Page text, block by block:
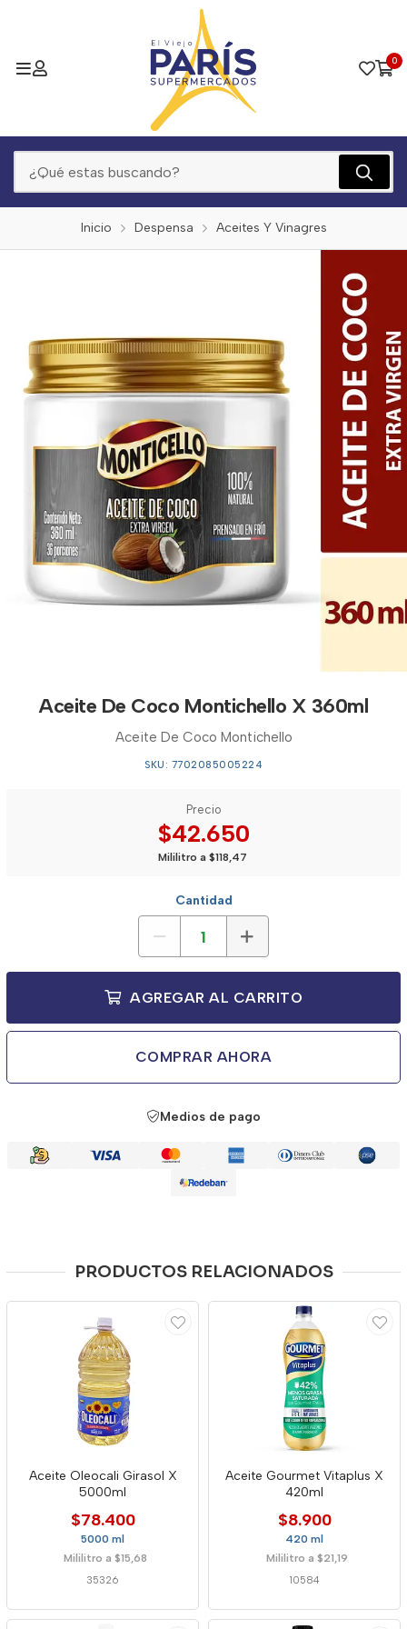
0
Inicio Despensa Aceites Y Vinagres
Aceite De Coco Montichello X 360ml
Aceite De Coco Montichello
SKU: 7702085005224
Precio
$42.650
Mililitro a $118,47
Cantidad
AGREGAR AL CARRITO
COMPRAR AHORA
Medios de pago
PRODUCTOS RELACIONADOS
Aceite Oleocali Girasol X
5000ml
$78.400
5000 ml
Mililitro a $15,68
35326
Aceite Gourmet Vitaplus X
420ml
$8.900
420 ml
Mililitro a $21,19
10584